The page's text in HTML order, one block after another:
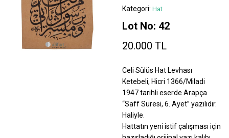
Kategori: Hat
Lot No: 42
20.000 TL
Celi Sülüs Hat Levhası
Ketebeli, Hicri 1366/Miladi
1947 tarihli eserde Arapça
“Saff Suresi, 6. Ayet” yazılıdır.
Haliyle.
Hattatın yeni istif çalışması için